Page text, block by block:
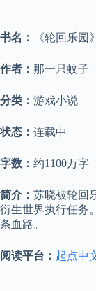
书名： 《轮回乐园》
作者： 那一只蚊子
分类： 游戏小说
状态： 连载中
字数： 约1100万字
简介： 苏晓被轮回
衍生世界执行任务
条血路。
阅读平台： 起点中